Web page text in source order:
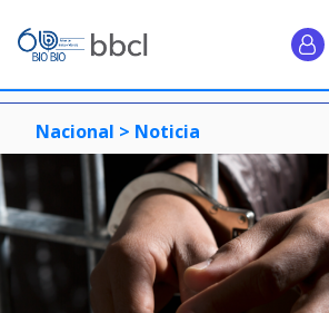
Nacional > Noticia